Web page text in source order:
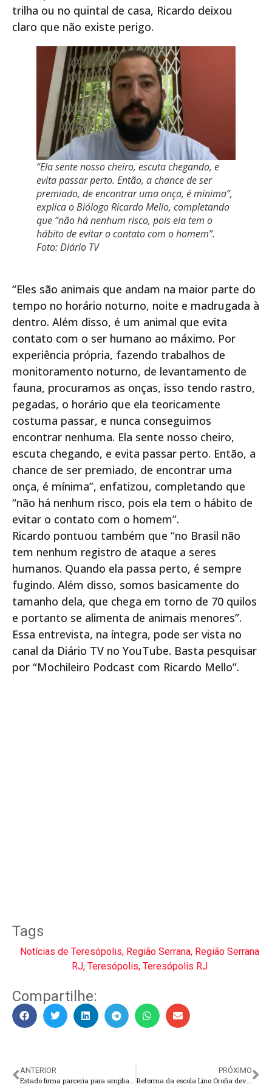
trilha ou no quintal de casa, Ricardo deixou
claro que não existe perigo.
“Ela sente nosso cheiro, escuta chegando, e
evita passar perto. Então, a chance de ser
premiado, de encontrar uma onça, é mínima”,
explica o Biólogo Ricardo Mello, completando
que “não há nenhum risco, pois ela tem o
hábito de evitar o contato com o homem”.
Foto: Diário TV
“Eles são animais que andam na maior parte do
tempo no horário noturno, noite e madrugada à
dentro. Além disso, é um animal que evita
contato com o ser humano ao máximo. Por
experiência própria, fazendo trabalhos de
monitoramento noturno, de levantamento de
fauna, procuramos as onças, isso tendo rastro,
pegadas, o horário que ela teoricamente
costuma passar, e nunca conseguimos
encontrar nenhuma. Ela sente nosso cheiro,
escuta chegando, e evita passar perto. Então, a
chance de ser premiado, de encontrar uma
onça, é mínima”, enfatizou, completando que
“não há nenhum risco, pois ela tem o hábito de
evitar o contato com o homem”.
Ricardo pontuou também que “no Brasil não
tem nenhum registro de ataque a seres
humanos. Quando ela passa perto, é sempre
fugindo. Além disso, somos basicamente do
tamanho dela, que chega em torno de 70 quilos
e portanto se alimenta de animais menores”.
Essa entrevista, na íntegra, pode ser vista no
canal da Diário TV no YouTube. Basta pesquisar
por “Mochileiro Podcast com Ricardo Mello”.
Tags
Notícias de Teresópolis, Região Serrana, Região Serrana
RJ, Teresópolis, Teresópolis RJ
Compartilhe:
ANTERIOR
Estado firma parceria para ampliar o acesso ao paradesporto no Rio de Janeiro
PRÓXIMO
Reforma da escola Lino Oroña deve ser concluída em 90 dias